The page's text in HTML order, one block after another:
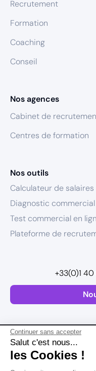
Continuer sans accepter
Salut c'est nous...
les Cookies !
Recrutement
Formation
Coaching
Conseil
Nos agences
Cabinet de
Centres de formation
Nos outils
Calculateur de salaires
Diagnostic
Test commercial en
Plateforme de
+33(0)1